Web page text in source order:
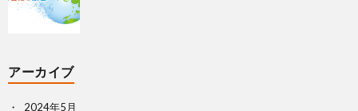
アーカイブ
2024年5月